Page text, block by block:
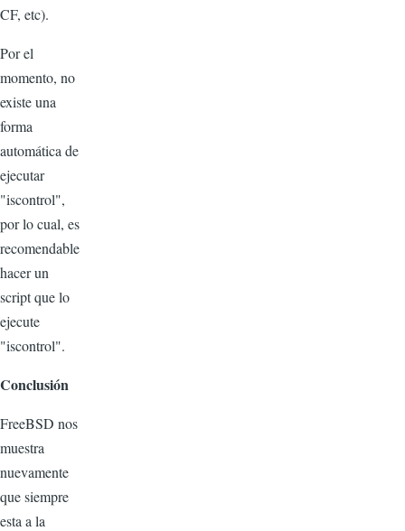
CF, etc).
Por el
momento, no
existe una
forma
automática de
ejecutar
"iscontrol",
por lo cual, es
recomendable
hacer un
script que lo
ejecute
"iscontrol".
Conclusión
FreeBSD nos
muestra
nuevamente
que siempre
esta a la